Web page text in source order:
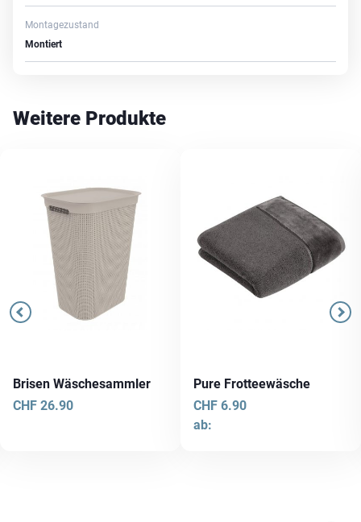
Montagezustand
Montiert
Weitere Produkte
Brisen Wäschesammler
CHF 26.90
Pure Frotteewäsche
ab:
CHF 6.90